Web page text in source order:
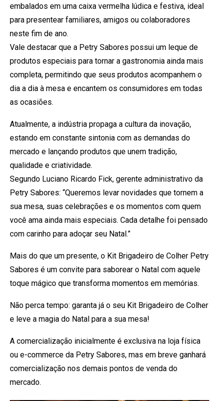
embalados em uma caixa vermelha lúdica e festiva, ideal
para presentear familiares, amigos ou colaboradores
neste fim de ano.
Vale destacar que a Petry Sabores possui um leque de
produtos especiais para tornar a gastronomia ainda mais
completa, permitindo que seus produtos acompanhem o
dia a dia à mesa e encantem os consumidores em todas
as ocasiões.
Atualmente, a indústria propaga a cultura da inovação,
estando em constante sintonia com as demandas do
mercado e lançando produtos que unem tradição,
qualidade e criatividade.
Segundo Luciano Ricardo Fick, gerente administrativo da
Petry Sabores: “Queremos levar novidades que tornem a
sua mesa, suas celebrações e os momentos com quem
você ama ainda mais especiais. Cada detalhe foi pensado
com carinho para adoçar seu Natal.”
Mais do que um presente, o Kit Brigadeiro de Colher Petry
Sabores é um convite para saborear o Natal com aquele
toque mágico que transforma momentos em memórias.
Não perca tempo: garanta já o seu Kit Brigadeiro de Colher
e leve a magia do Natal para a sua mesa!
A comercialização inicialmente é exclusiva na loja física
ou e-commerce da Petry Sabores, mas em breve ganhará
comercialização nos demais pontos de venda do
mercado.